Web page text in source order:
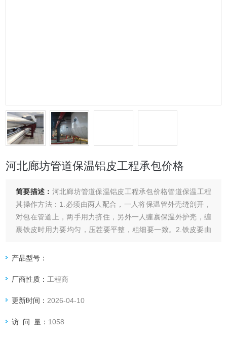
河北廊坊管道保温铝皮工程承包价格
简要描述： 河北廊坊管道保温铝皮工程承包价格管道保温工程
其操作方法：1.必须由两人配合，一人将保温管外壳缝剖开，
对包在管道上，两手用力挤住，另外一人缠裹保温外护壳，缠
裹铁皮时用力要均匀，压茬要平整，粗细要一致。2.铁皮要由
封头、管道：弯头、三通、变径、等保温后其外型要保持原有
观。
产品型号：
厂商性质： 工程商
更新时间： 2026-04-10
访 问 量： 1058